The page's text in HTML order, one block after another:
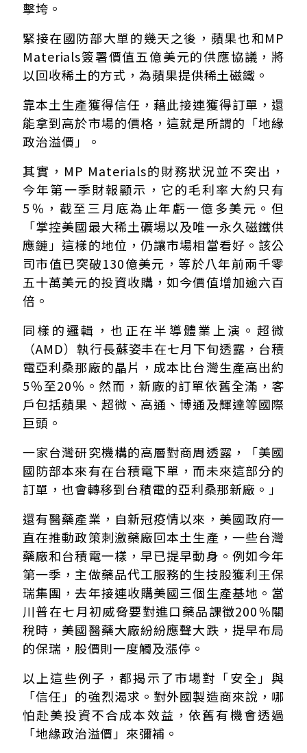
擊垮。
緊接在國防部大單的幾天之後，蘋果也和MP
Materials簽署價值五億美元的供應協議，將
以回收稀土的方式，為蘋果提供稀土磁鐵。
靠本土生產獲得信任，藉此接連獲得訂單，還
能拿到高於市場的價格，這就是所謂的「地緣
政治溢價」。
其實，MP Materials的財務狀況並不突出，
今年第一季財報顯示，它的毛利率大約只有
5％，截至三月底為止年虧一億多美元。但
「掌控美國最大稀土礦場以及唯一永久磁鐵供
應鏈」這樣的地位，仍讓市場相當看好。該公
司市值已突破130億美元，等於八年前兩千零
五十萬美元的投資收購，如今價值增加逾六百
倍。
同樣的邏輯，也正在半導體業上演。超微
（AMD）執行長蘇姿丰在七月下旬透露，台積
電亞利桑那廠的晶片，成本比台灣生產高出約
5％至20％。然而，新廠的訂單依舊全滿，客
戶包括蘋果、超微、高通、博通及輝達等國際
巨頭。
一家台灣研究機構的高層對商周透露，「美國
國防部本來有在台積電下單，而未來這部分的
訂單，也會轉移到台積電的亞利桑那新廠。」
還有醫藥產業，自新冠疫情以來，美國政府一
直在推動政策刺激藥廠回本土生產，一些台灣
藥廠和台積電一樣，早已提早動身。例如今年
第一季，主做藥品代工服務的生技股獲利王保
瑞集團，去年接連收購美國三個生產基地。當
川普在七月初威脅要對進口藥品課徵200％關
稅時，美國醫藥大廠紛紛應聲大跌，提早布局
的保瑞，股價則一度觸及漲停。
以上這些例子，都揭示了市場對「安全」與
「信任」的強烈渴求。對外國製造商來說，哪
怕赴美投資不合成本效益，依舊有機會透過
「地緣政治溢價」來彌補。